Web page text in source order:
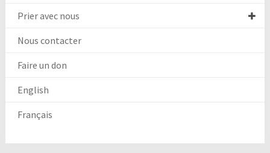
Prier avec nous
Nous contacter
Faire un don
English
Français